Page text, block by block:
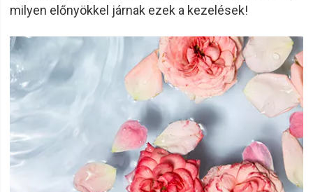
milyen előnyökkel járnak ezek a kezelések!